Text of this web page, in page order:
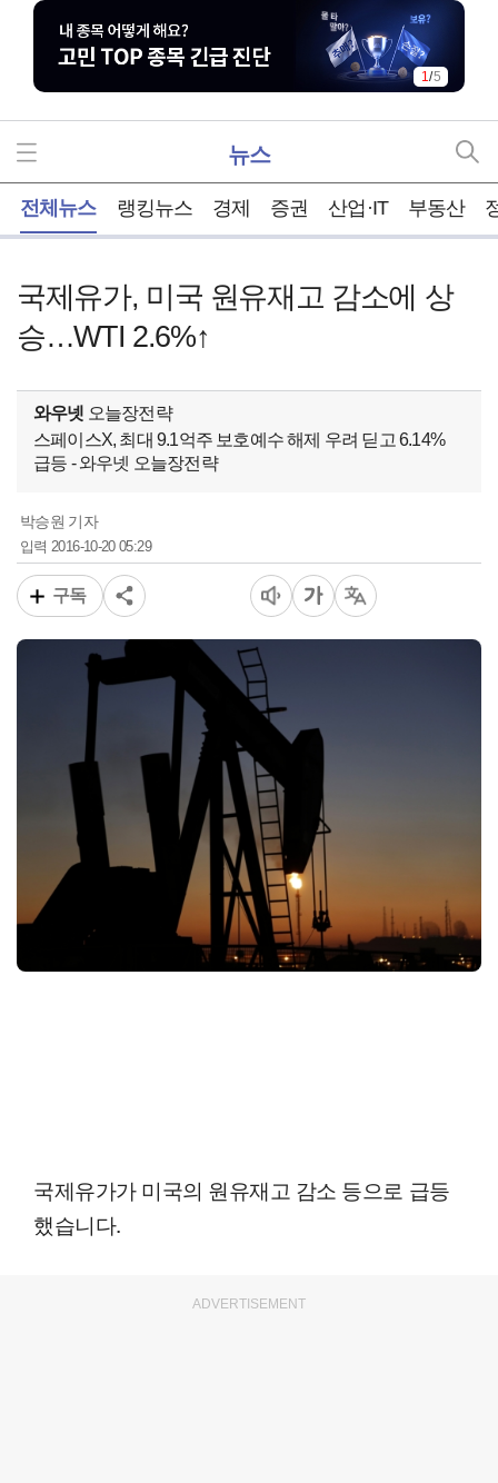
1/5
뉴스
전체뉴스 랭킹뉴스 경제 증권 산업·IT 부동산
국제유가, 미국 원유재고 감소에 상
승…WTI 2.6%↑
와우넷 오늘장전략
스페이스X, 최대 9.1억주 보호예수 해제 우려 딛고 6.14%
급등 - 와우넷 오늘장전략
박승원 기자
입력2016-10-20 05:29
구독
국제유가가 미국의 원유재고 감소 등으로 급등
했습니다.
ADVERTISEMENT